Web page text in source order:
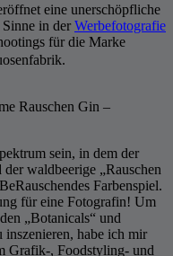
eine unerschöpfliche
in der Werbefotografie
für die Marke
Rauschen Gin –
sein, in dem der
waldbeerige „Rauschen
Farbenspiel.
für eine Fotografin! Um
„Botanicals“ und
inszenieren, habe ich mir
Grafik-, Foodstyling- und